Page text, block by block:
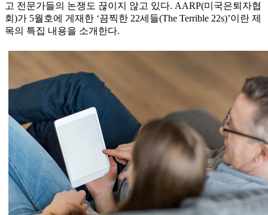
고 전문가들의 논쟁도 끊이지 않고 있다. AARP(미국은퇴자협
회)가 5월호에 게재한 ‘끔찍한 22세들(The Terrible 22s)’이란 제
목의 특집 내용을 소개한다.